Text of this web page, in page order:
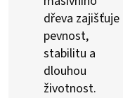
dřeva zajišťuje
pevnost,
stabilitu a
dlouhou
životnost.